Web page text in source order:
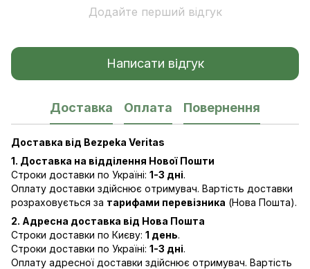
Додайте перший відгук
Написати відгук
Доставка Оплата Повернення
Доставка від Bezpeka Veritas
1. Доставка на відділення Нової Пошти
Строки доставки по Україні: 1-3 дні.
Оплату доставки здійснює отримувач. Вартість доставки
розраховується за тарифами перевізника (Нова Пошта).
2. Адресна доставка від Нова Пошта
Строки доставки по Києву: 1 день.
Строки доставки по Україні: 1-3 дні.
Оплату адресної доставки здійснює отримувач. Вартість